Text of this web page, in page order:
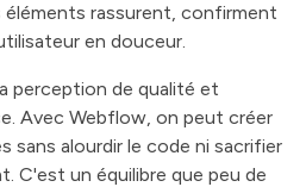
éléments rassurent, confirment
en douceur.
perception de qualité et
Avec Webflow, on peut créer
sans alourdir le code ni sacrifier
C'est un équilibre que peu de